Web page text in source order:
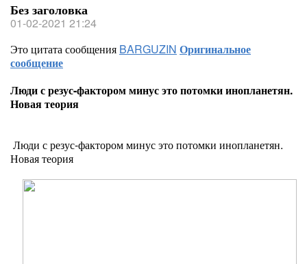
Без заголовка
01-02-2021 21:24
Это цитата сообщения BARGUZIN Оригинальное
сообщение
Люди с резус-фактором минус это потомки инопланетян.
Новая теория
Люди с резус-фактором минус это потомки инопланетян.
Новая теория